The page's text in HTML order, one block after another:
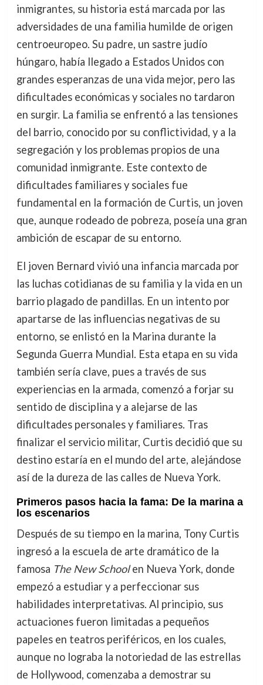
inmigrantes, su historia está marcada por las
adversidades de una familia humilde de origen
centroeuropeo. Su padre, un sastre judío
húngaro, había llegado a Estados Unidos con
grandes esperanzas de una vida mejor, pero las
dificultades económicas y sociales no tardaron
en surgir. La familia se enfrentó a las tensiones
del barrio, conocido por su conflictividad, y a la
segregación y los problemas propios de una
comunidad inmigrante. Este contexto de
dificultades familiares y sociales fue
fundamental en la formación de Curtis, un joven
que, aunque rodeado de pobreza, poseía una gran
ambición de escapar de su entorno.
El joven Bernard vivió una infancia marcada por
las luchas cotidianas de su familia y la vida en un
barrio plagado de pandillas. En un intento por
apartarse de las influencias negativas de su
entorno, se enlistó en la Marina durante la
Segunda Guerra Mundial. Esta etapa en su vida
también sería clave, pues a través de sus
experiencias en la armada, comenzó a forjar su
sentido de disciplina y a alejarse de las
dificultades personales y familiares. Tras
finalizar el servicio militar, Curtis decidió que su
destino estaría en el mundo del arte, alejándose
así de la dureza de las calles de Nueva York.
Primeros pasos hacia la fama: De la marina a
los escenarios
Después de su tiempo en la marina, Tony Curtis
ingresó a la escuela de arte dramático de la
famosa The New Schoolen Nueva York, donde
empezó a estudiar y a perfeccionar sus
habilidades interpretativas. Al principio, sus
actuaciones fueron limitadas a pequeños
papeles en teatros periféricos, en los cuales,
aunque no lograba la notoriedad de las estrellas
de Hollywood, comenzaba a demostrar su